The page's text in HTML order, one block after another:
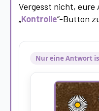
Vergesst nicht, eure
„Kontrolle“-Button
Nur eine Antwort